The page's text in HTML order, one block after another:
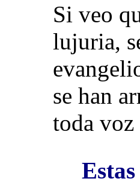
Si veo
lujuria,
se han
toda voz